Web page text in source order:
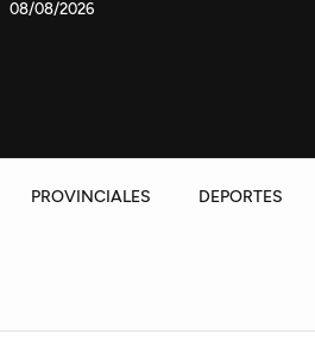
por el incendio de una
08/08/2026
PROVINCIALES DEPORTES